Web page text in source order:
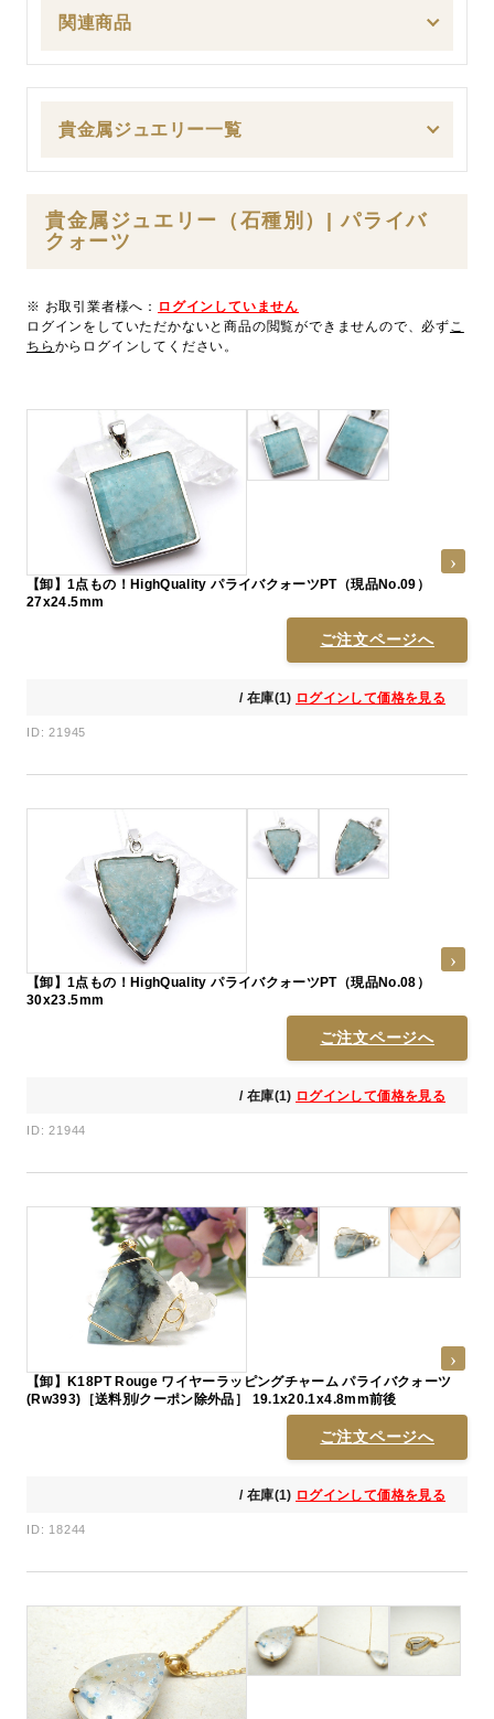
関連商品
貴金属ジュエリー一覧
貴金属ジュエリー（石種別）| パライバ
クォーツ
※ お取引業者様へ： ログインしていません
ログインをしていただかないと商品の閲覧ができませんので、必ずこ
ちら からログインしてください。
【卸】1点もの！HighQuality パライバクォーツPT（現品No.09）
27x24.5mm
ご注文ページへ
/ 在庫(1) ログインして価格を見る
ID: 21945
【卸】1点もの！HighQuality パライバクォーツPT（現品No.08）
30x23.5mm
ご注文ページへ
/ 在庫(1) ログインして価格を見る
ID: 21944
【卸】K18PT Rouge ワイヤーラッピングチャーム パライバクォーツ
(Rw393)［送料別/クーポン除外品］ 19.1x20.1x4.8mm前後
ご注文ページへ
/ 在庫(1) ログインして価格を見る
ID: 18244